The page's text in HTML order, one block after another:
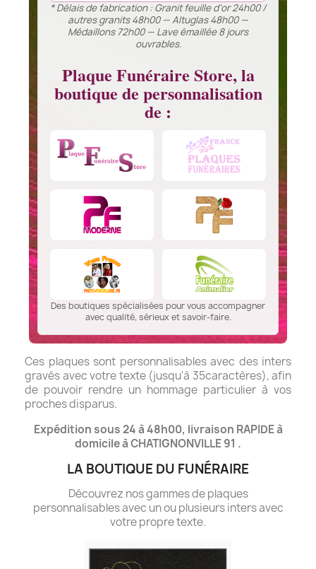
* Délais de fabrication : Granit feuille d’or 24h00 /
autres granits 48h00 — Altuglas 48h00 —
Médaillons 72h00 — Lave émaillée 8 jours
ouvrables.
Plaque Funéraire Store, la
boutique de personnalisation
de :
Des boutiques spécialisées pour vous accompagner
avec qualité, sérieux et savoir-faire.
Ces plaques sont personnalisables avec des inters
gravés avec votre texte (jusqu'à 35caractères), afin
de pouvoir rendre un hommage particulier à vos
proches disparus.
Expédition sous 24 à 48h00, livraison RAPIDE à
domicile à CHATIGNONVILLE 91 .
LA BOUTIQUE DU FUNÉRAIRE
Découvrez nos gammes de plaques
personnalisables avec un ou plusieurs inters avec
votre propre texte.